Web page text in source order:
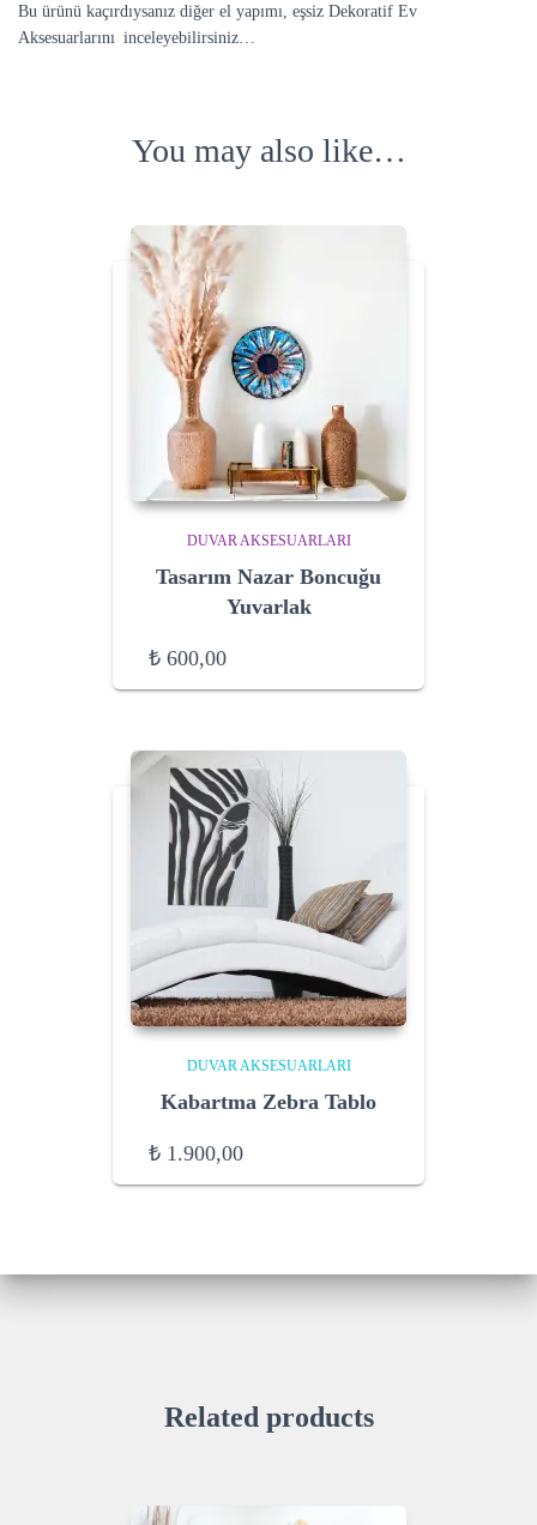
Bu ürünü kaçırdıysanız diğer el yapımı, eşsiz Dekoratif Ev
Aksesuarlarını inceleyebilirsiniz…
You may also like…
DUVAR AKSESUARLARI
Tasarım Nazar Boncuğu
Yuvarlak
₺ 600,00
DUVAR AKSESUARLARI
Kabartma Zebra Tablo
₺ 1.900,00
Related products